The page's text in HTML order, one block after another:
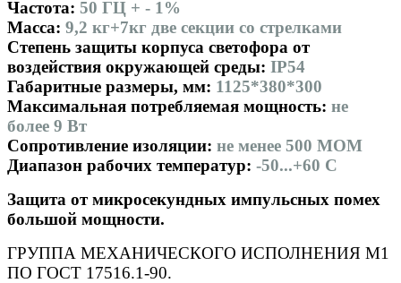
Частота: 50 ГЦ + - 1%
Масса: 9,2 кг+7кг две секции со стрелками
Степень защиты корпуса светофора от
воздействия окружающей среды: IP54
Габаритные размеры, мм: 1125*380*300
Максимальная потребляемая мощность: не
более 9 Вт
Сопротивление изоляции: не менее 500 МОМ
Диапазон рабочих температур: -50...+60 С
Защита от микросекундных импульсных помех
большой мощности.
ГРУППА МЕХАНИЧЕСКОГО ИСПОЛНЕНИЯ М1
ПО ГОСТ 17516.1-90.